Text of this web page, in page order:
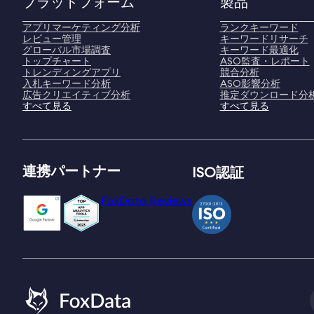
アプリマーケティング分析
レビュー管理
グローバル市場調査
トップチャート
トレンディングアプリ
入札キーワード分析
広告クリエイティブ分析
すべて見る
ランクキーワード
キーワードリサーチ
キーワード最適化
ASO監査・レポート
競合分析
ASO影響分析
推定ダウンロード分
すべて見る
連携パートナー
FoxData Reviews
ISO認証